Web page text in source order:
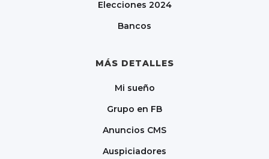
Elecciones 2024
Bancos
MÁS DETALLES
Mi sueño
Grupo en FB
Anuncios CMS
Auspiciadores